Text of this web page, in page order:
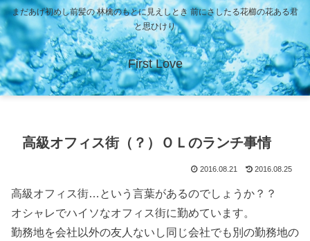
まだあげ初めし前髪の 林檎のもとに見えしとき 前にさしたる花櫛の花ある君
と思ひけり
First Love
高級オフィス街（？）ＯＬのランチ事情
2016.08.21 2016.08.25
高級オフィス街…という言葉があるのでしょうか？？
オシャレでハイソなオフィス街に勤めています。
勤務地を会社以外の友人ないし同じ会社でも別の勤務地の